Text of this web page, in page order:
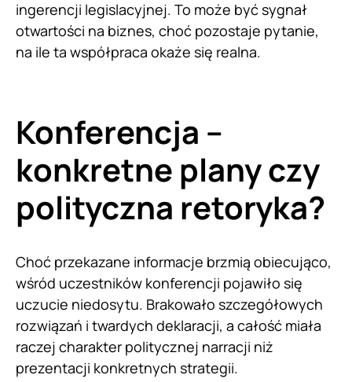
ingerencji legislacyjnej. To może być sygnał
otwartości na biznes, choć pozostaje pytanie,
na ile ta współpraca okaże się realna.
Konferencja –
konkretne plany czy
polityczna retoryka?
Choć przekazane informacje brzmią obiecująco,
wśród uczestników konferencji pojawiło się
uczucie niedosytu. Brakowało szczegółowych
rozwiązań i twardych deklaracji, a całość miała
raczej charakter politycznej narracji niż
prezentacji konkretnych strategii.